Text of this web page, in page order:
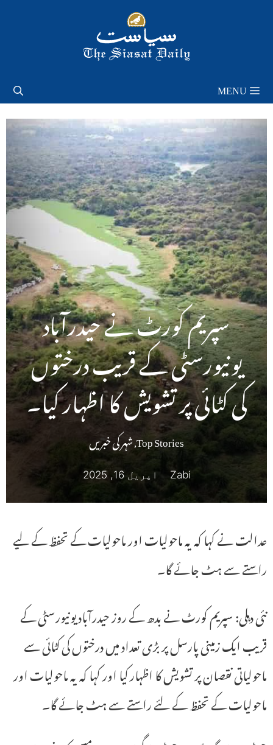
MENU
سپریم کورٹ نے حیدرآباد
یونیورسٹی کے قریب درختوں
کی کٹائی پر تشویش کا اظہار کیا۔
Top Stories
,شہر کی خبریں
Zabi اپریل 16, 2025
عدالت نے کہا کہ یہ ماحولیات اور ماحولیات کے تحفظ کے لیے
راستے سے ہٹ جائے گا۔
نئی دہلی: سپریم کورٹ نے بدھ کے روز حیدرآباد یونیورسٹی کے
قریب ایک زمینی پارسل پر بڑی تعداد میں درختوں کی کٹائی سے
ماحولیاتی نقصان پر تشویش کا اظہار کیا اور کہا کہ یہ ماحولیات اور
ماحولیات کے تحفظ کے لئے راستے سے ہٹ جائے گا۔